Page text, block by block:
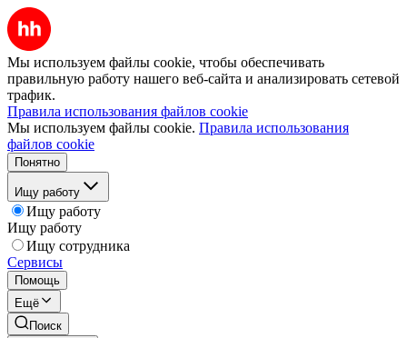
Мы используем файлы cookie, чтобы обеспечивать
правильную работу нашего веб-сайта и анализировать сетевой
трафик.
Правила использования файлов cookie
Мы используем файлы cookie. Правила использования
файлов cookie
Понятно
Ищу работу
Ищу работу
Ищу работу
Ищу сотрудника
Сервисы
Помощь
Ещё
Поиск